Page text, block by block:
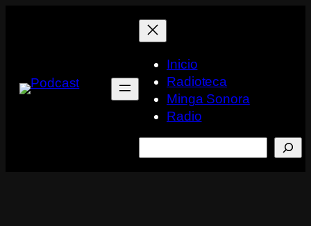
Inicio
Radioteca
Minga Sonora
Radio